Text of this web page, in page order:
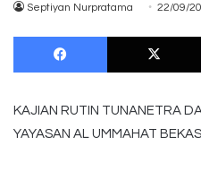
Septiyan Nurpratama 22/09/
Facebook
KAJIAN RUTIN TUNANETRA
YAYASAN AL UMMAHAT BEKAS